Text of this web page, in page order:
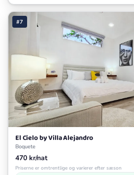
#7
El Cielo by Villa Alejandro
Boquete
470 kr/nat
Priserne er omtrentlige og varierer efter sæson